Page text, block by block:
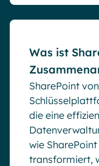
Was ist
SharePoint
die eine
wie
transformiert,